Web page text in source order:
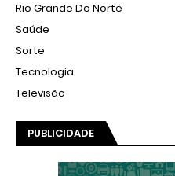
Rio Grande Do Norte
Saúde
Sorte
Tecnologia
Televisão
PUBLICIDADE